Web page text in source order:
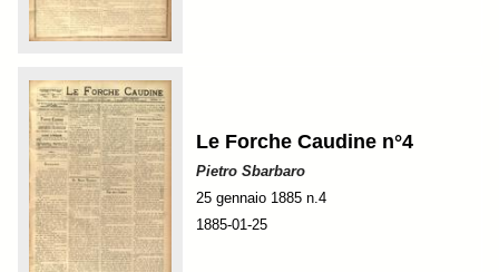
Le Forche Caudine n°4
Pietro Sbarbaro
25 gennaio 1885 n.4
1885-01-25